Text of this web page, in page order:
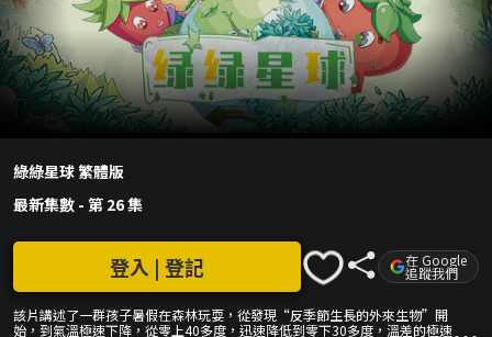
綠綠星球 繁體版
最新集數 - 第 26 集
該片講述了一群孩子暑假在森林玩耍，從發現“反季節生長的外來生物”開
始，到氣溫極速下降，從零上40多度，迅速降低到零下30多度，溫差的極速
登入 | 登記 在 Google
追蹤我們